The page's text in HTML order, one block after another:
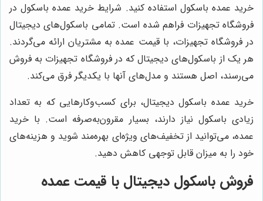
عمده باسکول استفاده کنید. شرایط خرید عمده باسکول در
تجهیزات فراهم شده است. تمامی باسکول‌های دیجیتال
فروشگاه تجهیزات، با قیمت عمده به مشتریان ارائه می‌گردند.
یک از باسکول‌های دیجیتال که در فروشگاه تجهیزات به فروش
اصل هستند و مدل‌های آنها با یکدیگر فرق می‌کند.
عمده باسکول دیجیتال، برای کسب‌وکارهایی که به تعداد
باسکول نیاز دارند، بسیار مقرون‌به‌صرفه است. با خرید
می‌توانید از تخفیف‌های ویژه‌ای بهره‌مند شوید و هزینه‌های
را به میزان قابل توجهی کاهش دهید.
باسکول دیجیتال با قیمت عمده